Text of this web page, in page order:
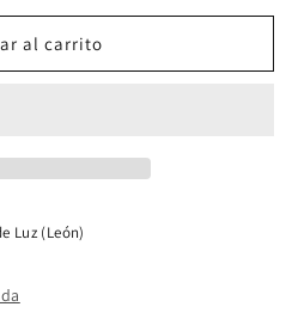
al carrito
Luz (León)